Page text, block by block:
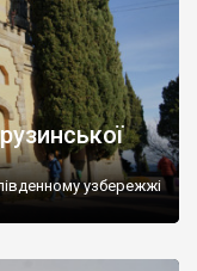
узбережжі